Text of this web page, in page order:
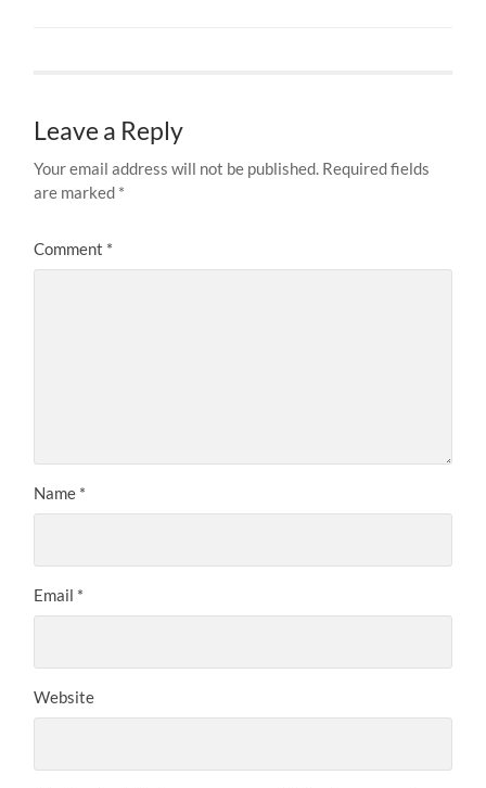
Leave a Reply
Your email address will not be published. Required fields
are marked *
Comment *
Name *
Email *
Website